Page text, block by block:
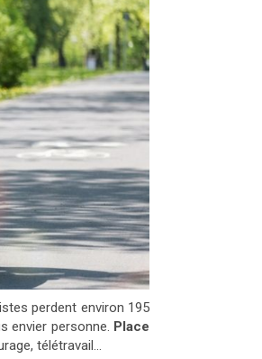
perdent environ 195
envier personne. Place
télétravail…